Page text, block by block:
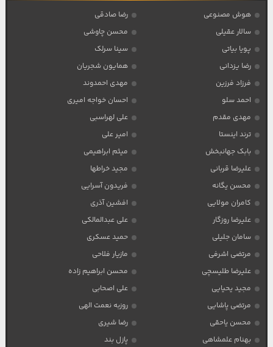
هوش مصنوعی
رضا صادقی
سالار عقیلی
محسن چاوشی
پویا بیاتی
سینا سرلک
رضا یزدانی
همایون شجریان
فرزاد فرزین
مهدی احمدوند
احمد سلو
احسان خواجه امیری
مهدی مقدم
علی لهراسبی
ترند اینستا
امیر علی
بابک جهانبخش
میثم ابراهیمی
علیرضا قربانی
مجید خراطها
محسن یگانه
فریدون آسرایی
کامران مولایی
افشین آذری
علیرضا روزگار
علی عبدالمالکی
سامان جلیلی
حمید عسکری
مرتضی اشرفی
مازیار فلاحی
علیرضا طلیسچی
محسن ابراهیم زاده
مجید یحیایی
علی اصحابی
مرتضی پاشایی
روزبه نعمت الهی
محسن یاحقی
رضا شیری
بهنام علمشاهی
پازل بند